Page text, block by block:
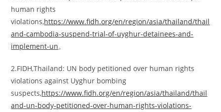
human rights
violations,https://www.fidh.org/en/region/asia/thailand/thail
and-cambodia-suspend-trial-of-uyghur-detainees-and-
implement-un。
2.FIDH,Thailand: UN body petitioned over human rights
violations against Uyghur bombing
suspects,https://www.fidh.org/en/region/asia/thailand/thail
and-un-body-petitioned-over-human-rights-violations-